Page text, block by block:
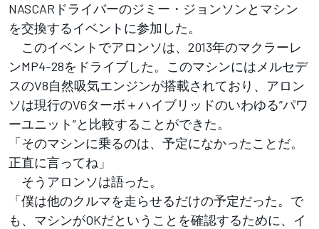
NASCARドライバーのジミー・ジョンソンとマシン
を交換するイベントに参加した。
このイベントでアロンソは、2013年のマクラーレ
ンMP4-28をドライブした。このマシンにはメルセデ
スのV8自然吸気エンジンが搭載されており、アロン
ソは現行のV6ターボ＋ハイブリッドのいわゆる”パワ
ーユニット”と比較することができた。
「そのマシンに乗るのは、予定になかったことだ。
正直に言ってね」
そうアロンソは語った。
「僕は他のクルマを走らせるだけの予定だった。で
も、マシンがOKだということを確認するために、イ